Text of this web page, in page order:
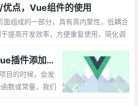
点，Vue组件的使用
面组成的一部分，具有高内聚性，低耦合
提高开发效率，方便重复使用，简化调
vue扩展——使用vue插件添加全局方法属性
目的时候，会发
数或常量，我们